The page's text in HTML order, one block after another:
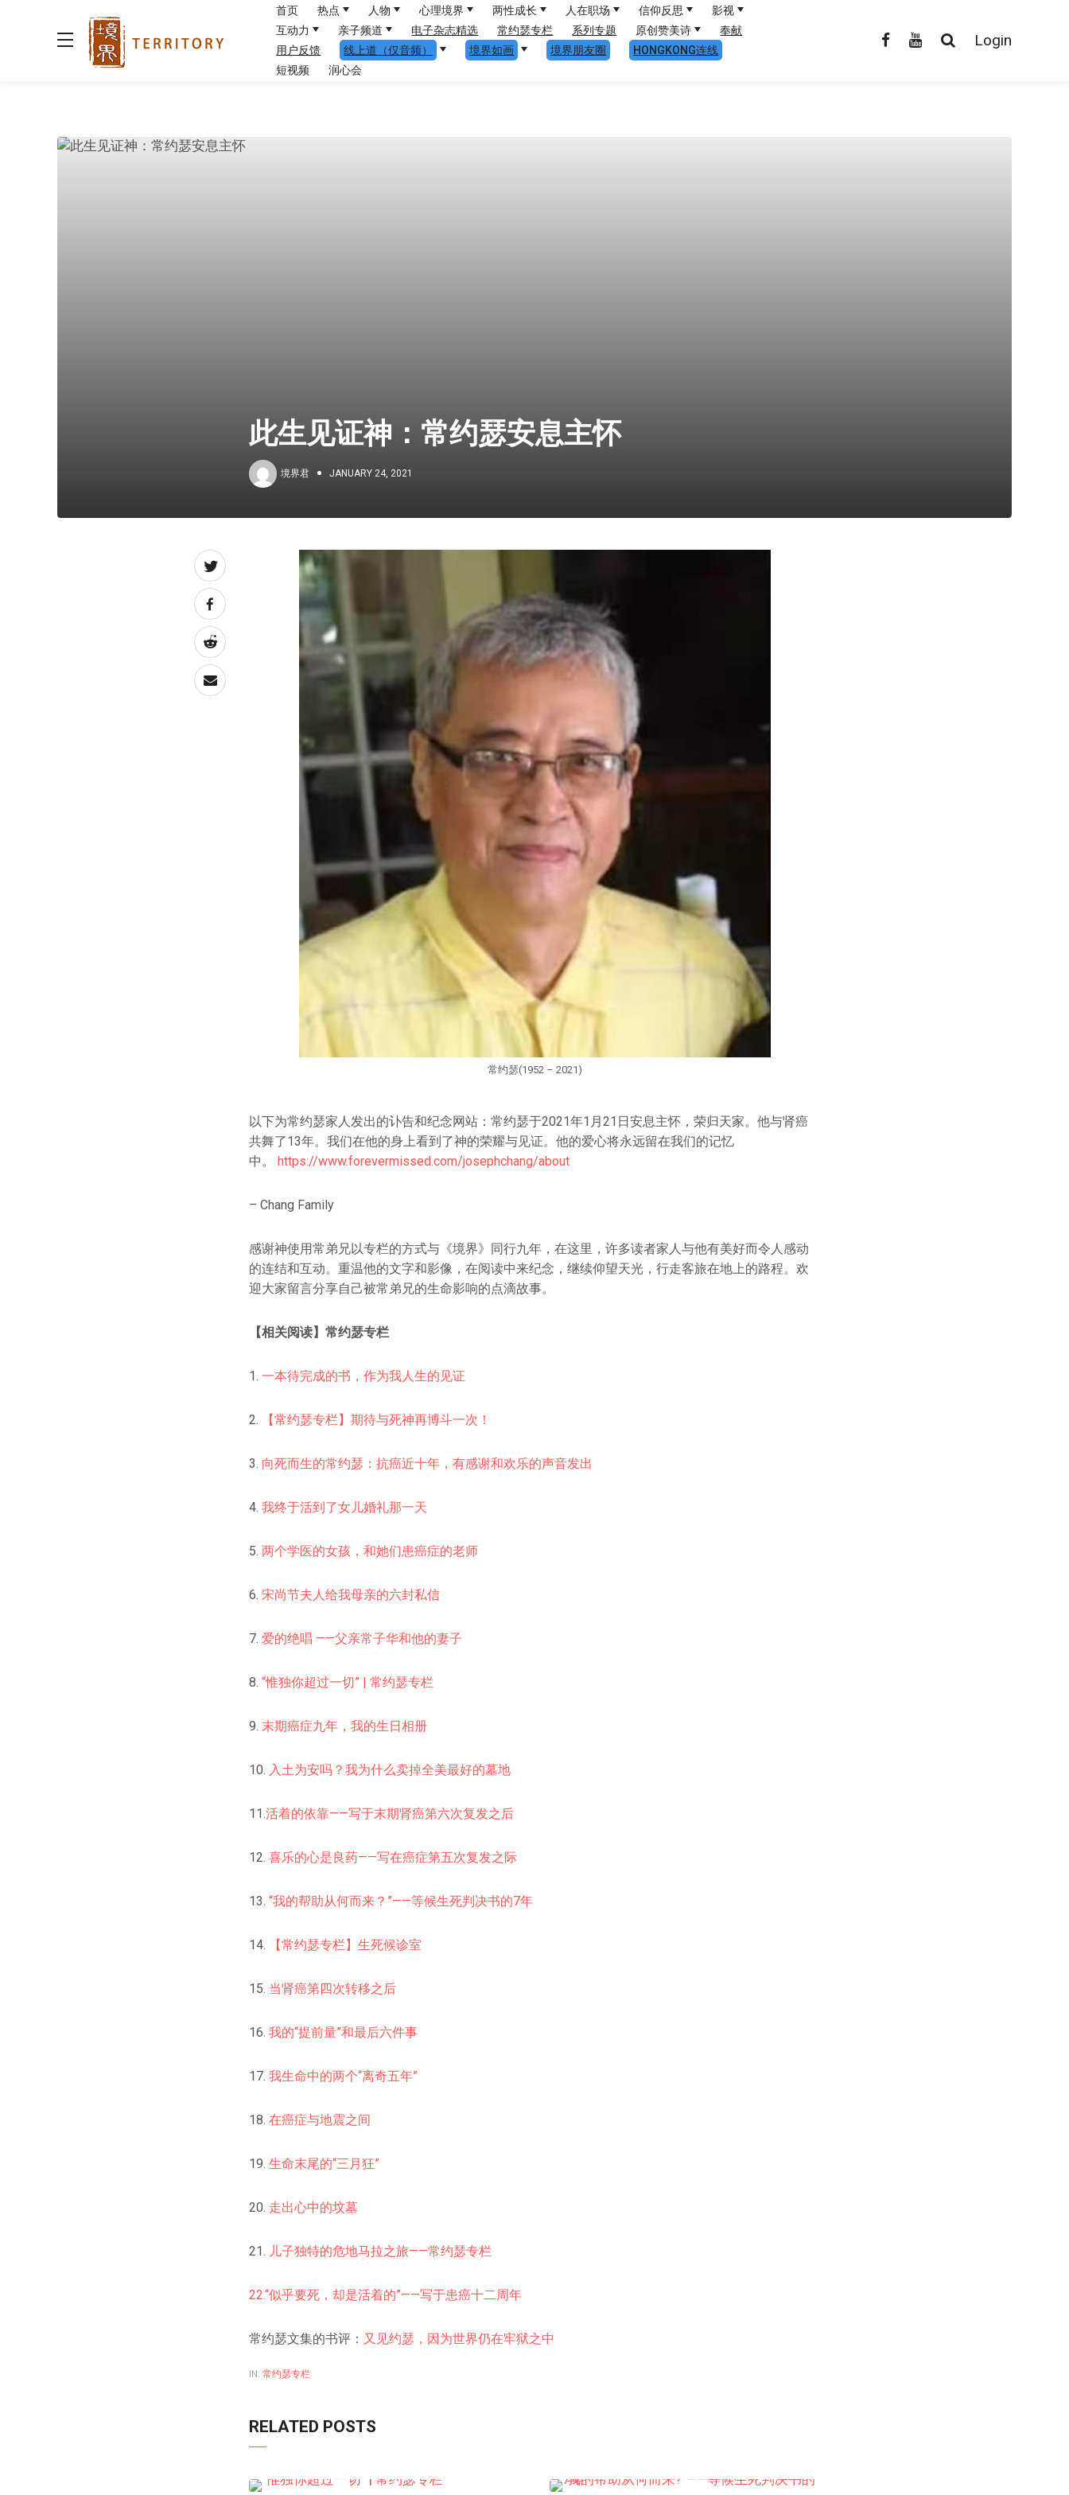
首页 热点 人物 心理境界 两性成长 人在职场 信仰反思
影视
互动力
亲子频道 电子杂志精选 常约瑟专栏 系列专题 原创赞美诗
奉献
用户反馈
线上道（仅音频） 境界如画 境界朋友圈
HONGKONG连线
短视频
润心会
Login
此生见证神：常约瑟安息主怀
境界君 JANUARY 24, 2021
常约瑟(1952 – 2021)
以下为常约瑟家人发出的讣告和纪念网站：常约瑟于2021年1月21日安息主怀，荣归天家。他与肾癌
共舞了13年。我们在他的身上看到了神的荣耀与见证。他的爱心将永远留在我们的记忆
中。 https://www.forevermissed.com/josephchang/about
– Chang Family
感谢神使用常弟兄以专栏的方式与《境界》同行九年，在这里，许多读者家人与他有美好而令人感动
的连结和互动。重温他的文字和影像，在阅读中来纪念，继续仰望天光，行走客旅在地上的路程。欢
迎大家留言分享自己被常弟兄的生命影响的点滴故事。
【相关阅读】常约瑟专栏
1. 一本待完成的书，作为我人生的见证
2. 【常约瑟专栏】期待与死神再博斗一次！
3. 向死而生的常约瑟：抗癌近十年，有感谢和欢乐的声音发出
4. 我终于活到了女儿婚礼那一天
5. 两个学医的女孩，和她们患癌症的老师
6. 宋尚节夫人给我母亲的六封私信
7. 爱的绝唱 ——父亲常子华和他的妻子
8. “惟独你超过一切” | 常约瑟专栏
9. 末期癌症九年，我的生日相册
10. 入土为安吗？我为什么卖掉全美最好的墓地
11.活着的依靠——写于末期肾癌第六次复发之后
12. 喜乐的心是良药——写在癌症第五次复发之际
13. “我的帮助从何而来？”——等候生死判决书的7年
14. 【常约瑟专栏】生死候诊室
15. 当肾癌第四次转移之后
16. 我的“提前量”和最后六件事
17. 我生命中的两个“离奇五年”
18. 在癌症与地震之间
19. 生命末尾的“三月狂”
20. 走出心中的坟墓
21. 儿子独特的危地马拉之旅——常约瑟专栏
22.“似乎要死，却是活着的”——写于患癌十二周年
常约瑟文集的书评： 又见约瑟，因为世界仍在牢狱之中
IN: 常约瑟专栏
RELATED POSTS